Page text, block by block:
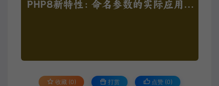
收藏 (0) 打赏 点赞 (0)